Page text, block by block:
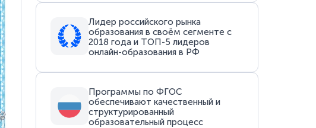
Лидер российского рынка
образования в своём сегменте с
2018 года и ТОП-5 лидеров
онлайн-образования в РФ
Программы по ФГОС
обеспечивают качественный и
структурированный
образовательный процесс